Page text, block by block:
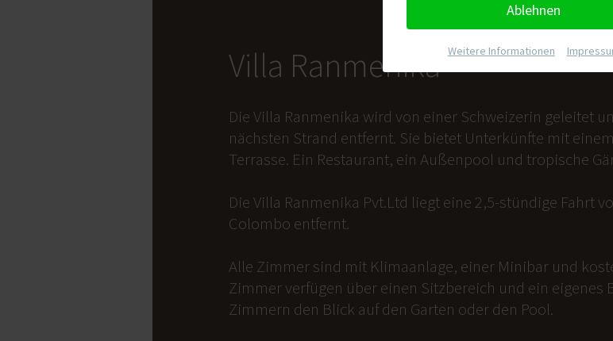
Villa Ranmenika
Die Villa Ranmenika wird von einer Schweizerin geleitet
nächsten Strand entfernt. Sie bietet Unterkünfte mit
Terrasse. Ein Restaurant, ein Außenpool und tropische
Die Villa Ranmenika Pvt.Ltd liegt eine 2,5-stündige Fahrt
Colombo entfernt.
Alle Zimmer sind mit Klimaanlage, einer Minibar und
Zimmer verfügen über einen Sitzbereich und ein eigenes
Zimmern den Blick auf den Garten oder den Pool.
Ablehnen
Weitere Informationen